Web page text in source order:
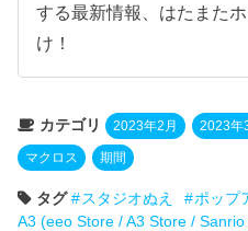
する最新情報、はたまた
け！
カテゴリ 2023年2月 2023年
マクロス 期間
タグ スタジオぬえ ポップ
A3 (eeo Store / A3 Store / Sanrio